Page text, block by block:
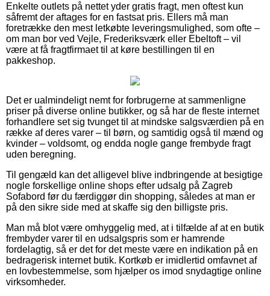
Enkelte outlets på nettet yder gratis fragt, men oftest kun
såfremt der aftages for en fastsat pris. Ellers må man
foretrække den mest letkøbte leveringsmulighed, som ofte –
om man bor ved Vejle, Frederiksværk eller Ebeltoft – vil
være at få fragtfirmaet til at køre bestillingen til en
pakkeshop.
Det er ualmindeligt nemt for forbrugerne at sammenligne
priser på diverse online butikker, og så har de fleste internet
forhandlere set sig tvunget til at mindske salgsværdien på en
række af deres varer – til børn, og samtidig også til mænd og
kvinder – voldsomt, og endda nogle gange frembyde fragt
uden beregning.
Til gengæld kan det alligevel blive indbringende at besigtige
nogle forskellige online shops efter udsalg på Zagreb
Sofabord før du færdiggør din shopping, således at man er
på den sikre side med at skaffe sig den billigste pris.
Man må blot være omhyggelig med, at i tilfælde af at en butik
frembyder varer til en udsalgspris som er hamrende
fordelagtig, så er det for det meste være en indikation på en
bedragerisk internet butik. Kortkøb er imidlertid omfavnet af
en lovbestemmelse, som hjælper os imod snydagtige online
virksomheder.